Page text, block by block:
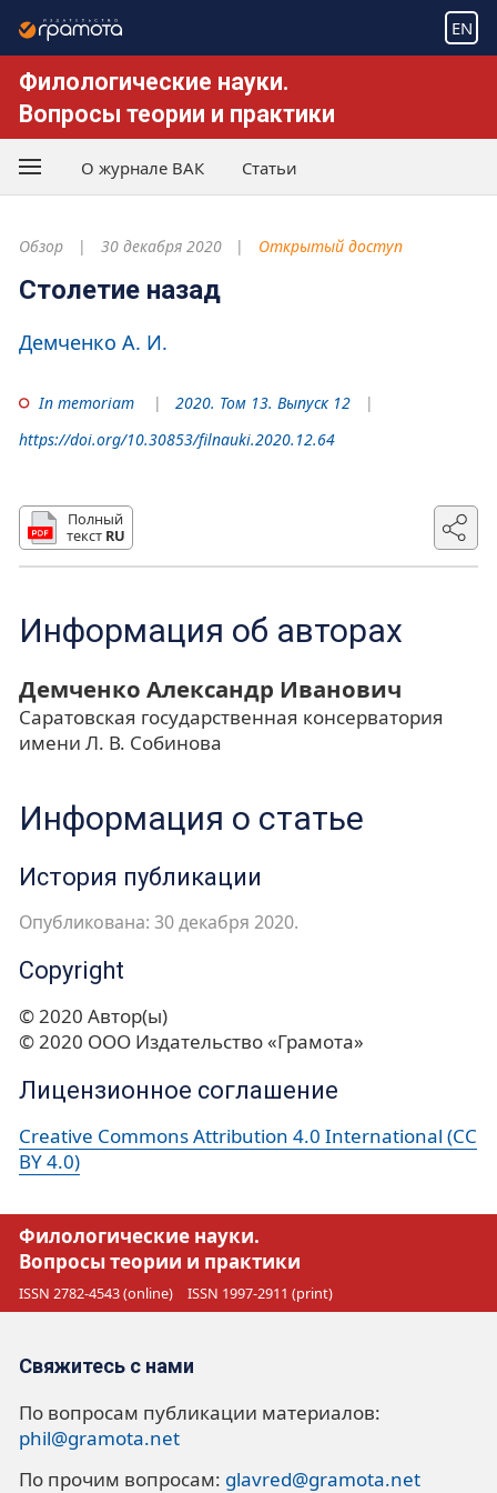
EN
Филологические науки.
Вопросы теории и практики
О журнале ВАК Статьи
Обзор 30 декабря 2020 Открытый доступ
Столетие назад
Демченко А. И.
In memoriam
2020. Том 13. Выпуск 12
https://doi.org/10.30853/filnauki.2020.12.64
Полный
текст RU
Информация об авторах
Демченко Александр Иванович
Саратовская государственная консерватория
имени Л. В. Собинова
Информация о статье
История публикации
Опубликована: 30 декабря 2020.
Copyright
© 2020 Автор(ы)
© 2020 ООО Издательство «Грамота»
Лицензионное соглашение
Creative Commons Attribution 4.0 International (CC
BY 4.0)
Филологические науки.
Вопросы теории и практики
ISSN 2782-4543 (online) ISSN 1997-2911 (print)
Свяжитесь с нами
По вопросам публикации материалов:
phil@gramota.net
По прочим вопросам: glavred@gramota.net